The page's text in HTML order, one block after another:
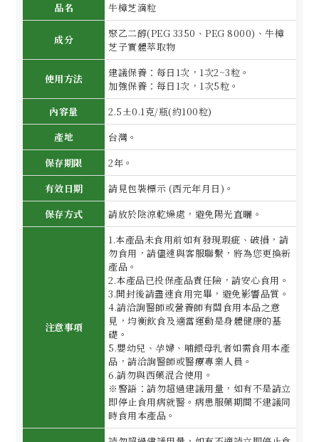
品名 牛樟芝滴粒
成分
聚乙二醇(PEG 3350、PEG 8000)、牛樟
芝子實體萃取物
使用方法
建議保養：每日1次，1次2~3粒。
加強保養：每日1次，1次5粒。
內容量
2.5±0.1克/瓶(約100粒)
產地
台灣。
保存期限
2年。
有效日期
請見包裝標示 (西元年月日)。
保存方式
請放於陰涼乾燥處，避免陽光直曬。
注意事項
1.本產品未食用前如有發現瑕疵、破損，請
勿食用，請儘速與客服聯繫，將為您更換新
產品。
2.本產品已投保產品責任險，請安心食用。
3.開封後請盡速食用完畢，避免影響品質。
4.請洽詢醫師或營養師有關食用本品之意
見，均衡飲食及適當運動是身體健康的基
礎。
5.嬰幼兒、孕婦、哺餵母乳者如需食用本產
品，請洽詢醫師或醫療專業人員。
6.請勿與西藥混合使用。
※警語：請勿超過建議用量，如有不是請立
即停止食用病就醫。病患服藥期間不建議同
時食用本產品。